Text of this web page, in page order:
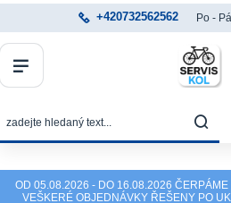
OD 05.08.2026 - DO 16.08.2026
VEŠKERÉ OBJEDNÁVKY ŘEŠENY PO
+420732562562 Po -